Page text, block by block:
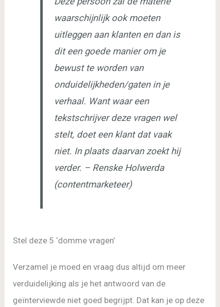
waarschijnlijk ook moeten
uitleggen aan klanten en dan is
dit een goede manier om je
bewust te worden van
onduidelijkheden/gaten in je
verhaal. Want waar een
tekstschrijver deze vragen wel
stelt, doet een klant dat vaak
niet. In plaats daarvan zoekt hij
verder. – Renske Holwerda
(contentmarketeer)
Stel deze 5 ‘domme vragen’
Verzamel je moed en vraag dus altijd om meer
verduidelijking als je het antwoord van de
geïnterviewde niet goed begrijpt. Dat kan je op deze